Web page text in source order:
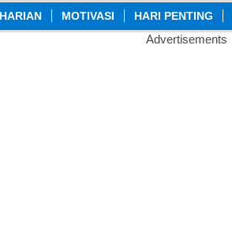
HARIAN MOTIVASI HARI PENTING
Advertisements